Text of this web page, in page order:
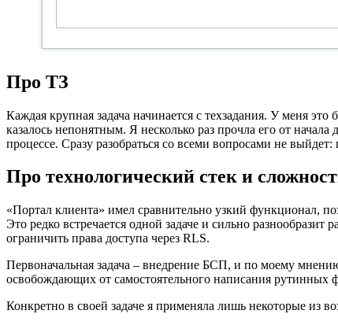
Про ТЗ
Каждая крупная задача начинается с техзадания. У меня
казалось непонятным. Я несколько раз прочла его от
процессе. Сразу разобраться со всеми вопросами не
Про технологический стек и
«Портал клиента» имел сравнительно узкий функционал,
Это редко встречается одной задаче и сильно
ограничить права доступа через RLS.
Первоначальная задача – внедрение БСП, и по моему
освобождающих от самостоятельного написания рутинных
Конкретно в своей задаче я применяла лишь некоторые из